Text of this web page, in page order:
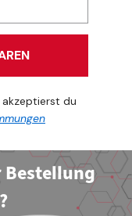
du
Bestellung